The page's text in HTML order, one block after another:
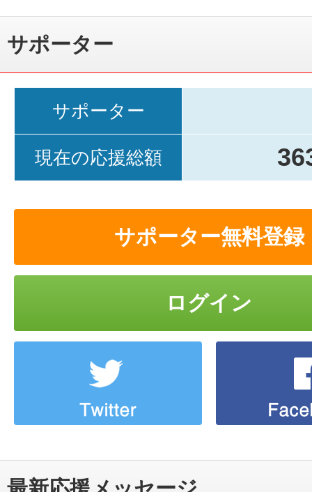
サポーター
サポーター
現在の応援総額
サポーター無料登録
ログイン